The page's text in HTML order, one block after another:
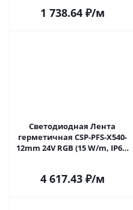
1 738.64₽/м
Светодиодная Лента
герметичная CSP-PFS-X540-
12mm 24V RGB (15 W/m, IP68,
4 617.43₽/м